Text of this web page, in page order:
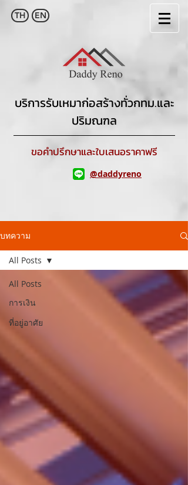
TH EN
บริการรับเหมาก่อสร้างทั่วกทม.และ
ปริมณฑล
ขอคำปรึกษาและใบเสนอราคาฟรี
@daddyreno
บทความ
All Posts
การเงิน
ที่อยู่อาศัย
All Posts